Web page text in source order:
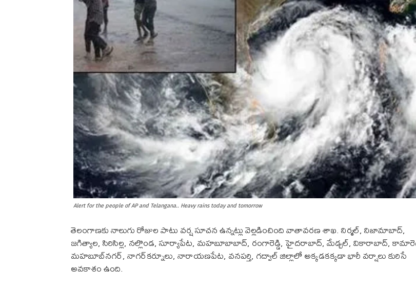
Alert for the people of AP and Telangana.. Heavy rains today and tomorrow
తెలంగాణకు నాలుగు రోజుల పాటు వర్ష సూచన ఉన్నట్లు వెల్లడించింది వాతావరణ శాఖ. నిర్మల్‌, నిజామాబాద్‌,
జగిత్యాల, సిరిసిల్ల, నల్లొండ, సూర్యాపేట, మహబూబాబాద్‌, రంగారెడ్డి, హైదరాబాద్‌, మేడ్చల్‌, వికారాబాద్‌,
మహబూబ్‌నగర్‌, నాగర్‌కర్నూలు, నారాయణపేట, వనపర్తి, గద్వాల్‌ జిల్లాలో అక్కడకక్కడా భారీ వర్షాలు కురిసే
అవకాశం ఉంది.